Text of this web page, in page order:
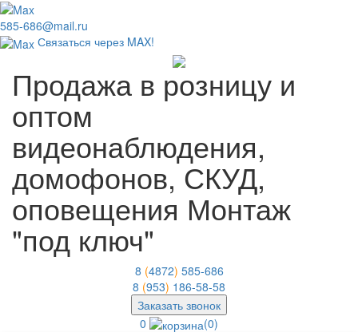
585-686@mail.ru
Связаться через MAX!
Продажа в розницу и
оптом
видеонаблюдения,
домофонов, СКУД,
оповещения Монтаж
"под ключ"
8 (4872) 585-686
8 (953) 186-58-58
Заказать звонок
0
(0)